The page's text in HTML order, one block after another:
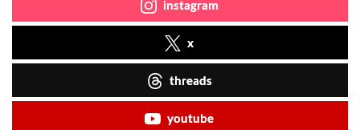
instagram
x
threads
youtube